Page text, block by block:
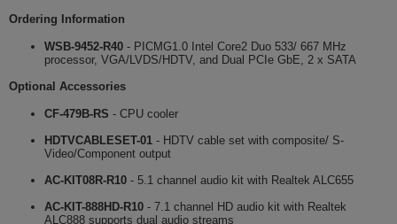
Ordering Information
WSB-9452-R40 - PICMG1.0 Intel Core2 Duo 533/ 667 MHz
processor, VGA/LVDS/HDTV, and Dual PCIe GbE, 2 x SATA
Optional Accessories
CF-479B-RS - CPU cooler
HDTVCABLESET-01 - HDTV cable set with composite/ S-
Video/Component output
AC-KIT08R-R10 - 5.1 channel audio kit with Realtek ALC655
AC-KIT-888HD-R10 - 7.1 channel HD audio kit with Realtek
ALC888 supports dual audio streams